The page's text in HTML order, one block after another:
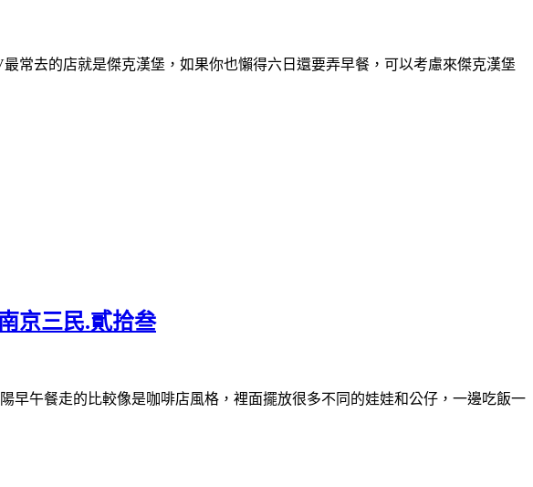
常去的店就是傑克漢堡，如果你也懶得六日還要弄早餐，可以考慮來傑克漢堡
京三民.貳拾叁
早午餐走的比較像是咖啡店風格，裡面擺放很多不同的娃娃和公仔，一邊吃飯一